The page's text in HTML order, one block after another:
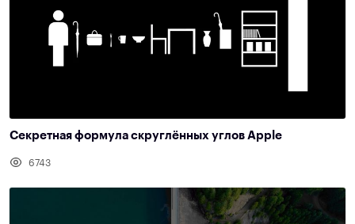
Секретная формула скруглённых углов Apple
6743